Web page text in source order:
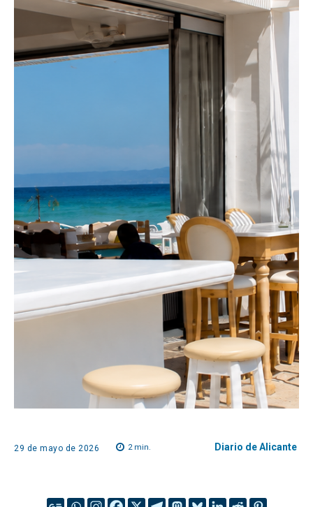
29 de mayo de 2026 2min. Diario de Alicante